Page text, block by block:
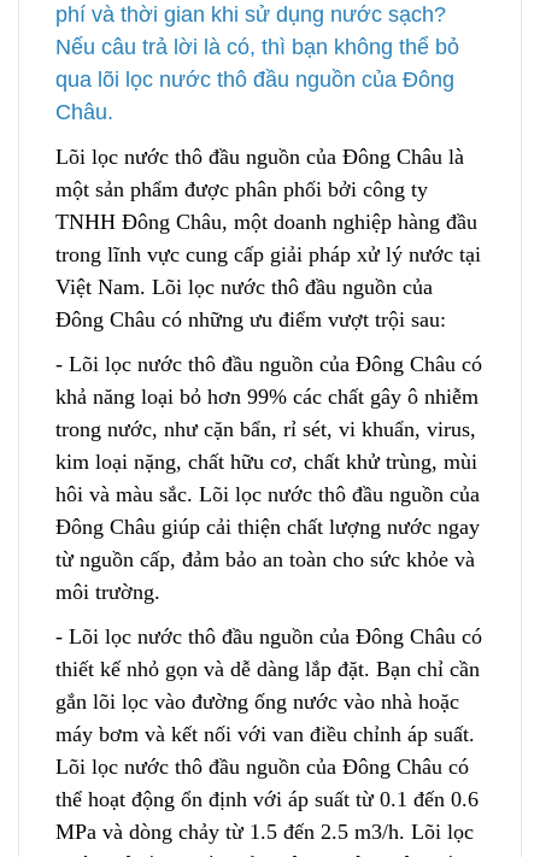
phí và thời gian khi sử dụng nước sạch?
Nếu câu trả lời là có, thì bạn không thể bỏ
qua lõi lọc nước thô đầu nguồn của Đông
Châu.
Lõi lọc nước thô đầu nguồn của Đông Châu là
một sản phẩm được phân phối bởi công ty
TNHH Đông Châu, một doanh nghiệp hàng đầu
trong lĩnh vực cung cấp giải pháp xử lý nước tại
Việt Nam. Lõi lọc nước thô đầu nguồn của
Đông Châu có những ưu điểm vượt trội sau:
- Lõi lọc nước thô đầu nguồn của Đông Châu có
khả năng loại bỏ hơn 99% các chất gây ô nhiễm
trong nước, như cặn bẩn, rỉ sét, vi khuẩn, virus,
kim loại nặng, chất hữu cơ, chất khử trùng, mùi
hôi và màu sắc. Lõi lọc nước thô đầu nguồn của
Đông Châu giúp cải thiện chất lượng nước ngay
từ nguồn cấp, đảm bảo an toàn cho sức khỏe và
môi trường.
- Lõi lọc nước thô đầu nguồn của Đông Châu có
thiết kế nhỏ gọn và dễ dàng lắp đặt. Bạn chỉ cần
gắn lõi lọc vào đường ống nước vào nhà hoặc
máy bơm và kết nối với van điều chỉnh áp suất.
Lõi lọc nước thô đầu nguồn của Đông Châu có
thể hoạt động ổn định với áp suất từ 0.1 đến 0.6
MPa và dòng chảy từ 1.5 đến 2.5 m3/h. Lõi lọc